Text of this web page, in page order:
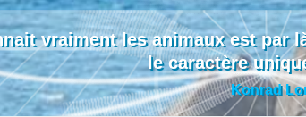
vraiment les animaux est par
le caractère
Konrad